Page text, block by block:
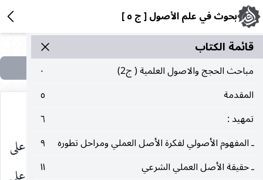
بحوث في علم الأصول [ ج ٥ ]
قائمة الکتاب
مباحث الحجج والاصول العلمية ( ج2)
٠
المقدمة
٥
تمهيد :
٦
ـ المفهوم الأصولي لفكرة الأصل العملي ومراحل تطوره
٩
ـ حقيقة الأصل العملي الشرعي
١١
ومنها ـما سوف يأتي الحديث عنه من انه بناء على